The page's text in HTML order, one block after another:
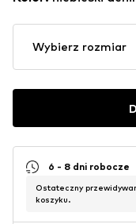
Wybierz rozmiar
6 - 8 dni robocze
Ostateczny
koszyku.